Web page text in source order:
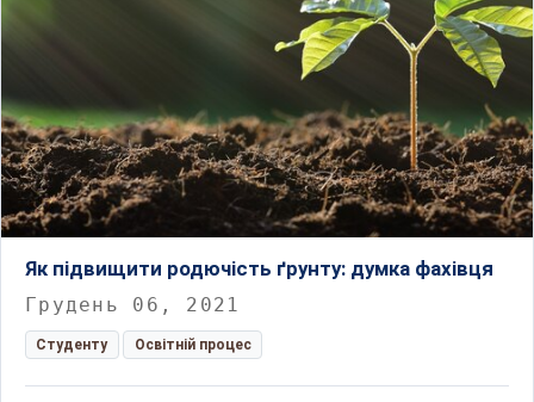
Як підвищити родючість ґрунту: думка фахівця
Грудень 06, 2021
Студенту Освітній процес